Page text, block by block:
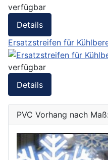
PVC Vorhang nach
verfügbar
Details
Ersatzstreifen für
verfügbar
Details